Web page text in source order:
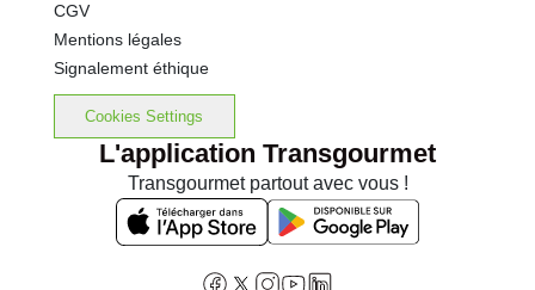
CGV
Mentions légales
Signalement éthique
Cookies Settings
L'application Transgourmet
Transgourmet partout avec vous !